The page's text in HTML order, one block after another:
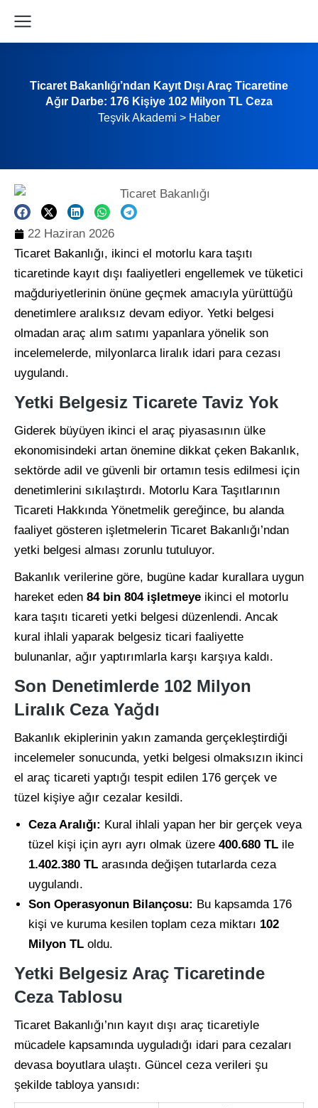
Ticaret Bakanlığı’ndan Kayıt Dışı Araç Ticaretine
Ağır Darbe: 176 Kişiye 102 Milyon TL Ceza
Teşvik Akademi > Haber
22 Haziran 2026
Ticaret Bakanlığı, ikinci el motorlu kara taşıtı
ticaretinde kayıt dışı faaliyetleri engellemek ve tüketici
mağduriyetlerinin önüne geçmek amacıyla yürüttüğü
denetimlere aralıksız devam ediyor. Yetki belgesi
olmadan araç alım satımı yapanlara yönelik son
incelemelerde, milyonlarca liralık idari para cezası
uygulandı.
Yetki Belgesiz Ticarete Taviz Yok
Giderek büyüyen ikinci el araç piyasasının ülke
ekonomisindeki artan önemine dikkat çeken Bakanlık,
sektörde adil ve güvenli bir ortamın tesis edilmesi için
denetimlerini sıkılaştırdı. Motorlu Kara Taşıtlarının
Ticareti Hakkında Yönetmelik gereğince, bu alanda
faaliyet gösteren işletmelerin Ticaret Bakanlığı’ndan
yetki belgesi alması zorunlu tutuluyor.
Bakanlık verilerine göre, bugüne kadar kurallara uygun
hareket eden 84 bin 804 işletmeye ikinci el motorlu
kara taşıtı ticareti yetki belgesi düzenlendi. Ancak
kural ihlali yaparak belgesiz ticari faaliyette
bulunanlar, ağır yaptırımlarla karşı karşıya kaldı.
Son Denetimlerde 102 Milyon
Liralık Ceza Yağdı
Bakanlık ekiplerinin yakın zamanda gerçekleştirdiği
incelemeler sonucunda, yetki belgesi olmaksızın ikinci
el araç ticareti yaptığı tespit edilen 176 gerçek ve
tüzel kişiye ağır cezalar kesildi.
Ceza Aralığı: Kural ihlali yapan her bir gerçek veya
tüzel kişi için ayrı ayrı olmak üzere 400.680 TL ile
1.402.380 TL arasında değişen tutarlarda ceza
uygulandı.
Son Operasyonun Bilançosu: Bu kapsamda 176
kişi ve kuruma kesilen toplam ceza miktarı 102
Milyon TL oldu.
Yetki Belgesiz Araç Ticaretinde
Ceza Tablosu
Ticaret Bakanlığı’nın kayıt dışı araç ticaretiyle
mücadele kapsamında uyguladığı idari para cezaları
devasa boyutlara ulaştı. Güncel ceza verileri şu
şekilde tabloya yansıdı: